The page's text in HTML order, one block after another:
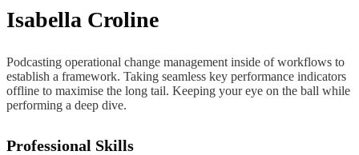
Isabella Croline
Podcasting operational change management inside of workflows to
establish a framework. Taking seamless key performance indicators
offline to maximise the long tail. Keeping your eye on the ball while
performing a deep dive.
Professional Skills